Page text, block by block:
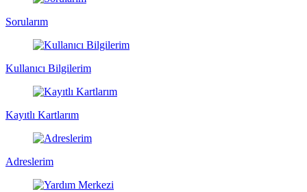
Sorularım
Kullanıcı Bilgilerim
Kayıtlı Kartlarım
Adreslerim